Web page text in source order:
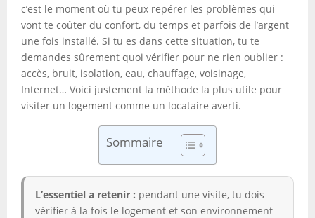
c’est le moment où tu peux repérer les problèmes qui
vont te coûter du confort, du temps et parfois de l’argent
une fois installé. Si tu es dans cette situation, tu te
demandes sûrement quoi vérifier pour ne rien oublier :
accès, bruit, isolation, eau, chauffage, voisinage,
Internet… Voici justement la méthode la plus utile pour
visiter un logement comme un locataire averti.
Sommaire
L’essentiel a retenir : pendant une visite, tu dois
vérifier à la fois le logement et son environnement